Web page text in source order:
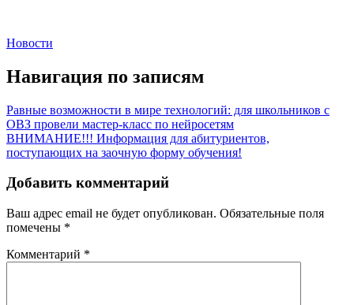
Новости
Навигация по записям
Равные возможности в мире технологий: для школьников с
ОВЗ провели мастер-класс по нейросетям
ВНИМАНИЕ!!! Информация для абитуриентов,
поступающих на заочную форму обучения!
Добавить комментарий
Ваш адрес email не будет опубликован. Обязательные поля
помечены *
Комментарий *